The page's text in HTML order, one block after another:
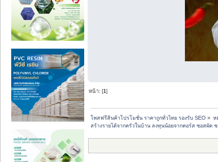
หน้า: [1]
โพสฟรีสินค้าโปรโมชั่น ราคาถูกทั่วไทย รองรับ SEO » ห
สร้างรายได้จากครัวในบ้าน ลงทุนน้อยจากคอร์ส ซอสผัด